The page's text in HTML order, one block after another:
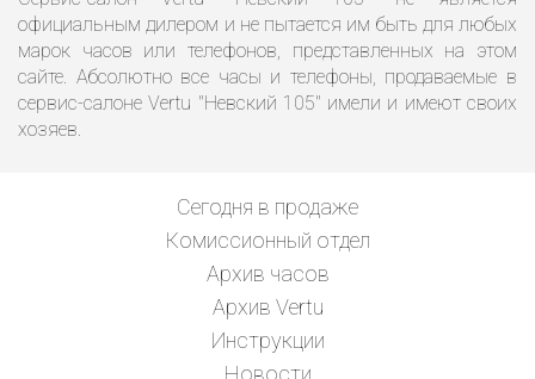
официальным дилером и не пытается им быть для любых
марок часов или телефонов, представленных на этом
сайте. Абсолютно все часы и телефоны, продаваемые в
сервис-салоне Vertu "Невский 105" имели и имеют своих
хозяев.
Сегодня в продаже
Комиссионный отдел
Архив часов
Архив Vertu
Инструкции
Новости